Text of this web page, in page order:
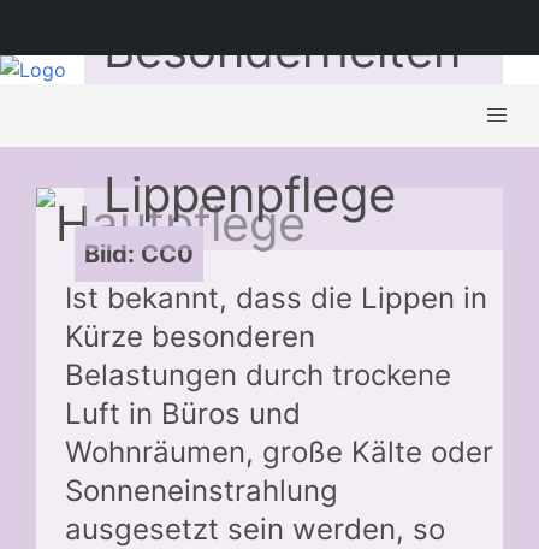
Bild: CC0
Besonderheiten
Lippenpflege
Ist bekannt, dass die Lippen in
Kürze besonderen
Belastungen durch trockene
Luft in Büros und
Wohnräumen, große Kälte oder
Sonneneinstrahlung
ausgesetzt sein werden, so